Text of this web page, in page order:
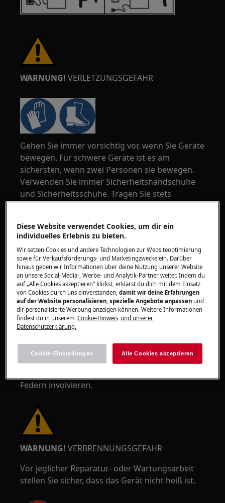
WARNUNG! VERLETZUNGSGEFAHR
Gehen Sie immer vorsichtig vor, wenn Sie Geräte
bewegen. Für schwere Geräte ist es am
sichersten, wenn zwei Personen sie bewegen.
Verwenden Sie immer Sicherheitshandschuhe
und Sicherheitsschuhe. Tragen Sie stets
Sicherheitshandschuhe, um sich vor Schnitten
WARNUNG!GEFAHR VON
AUGENVERLETZUNGEN
Tragen Sie Schutzbrillen, wenn Sie Wartungs-
Federn involvieren.
WARNUNG! VERBRENNUNGSGEFAHR
Vor jeglicher Reparatur- oder Wartungsarbeit
stellen Sie sicher, dass das Gerät nicht heiß ist.
Diese Website verwendet Cookies, um dir ein
individuelles Erlebnis zu bieten.
Wir setzen Cookies und andere Technologien zur Websiteoptimierung
sowie für Verkaufsförderungs- und Marketingzwecke ein. Darüber
hinaus geben wir Informationen über deine Nutzung unserer Website
an unsere Social-Media-, Werbe- und Analytik-Partner weiter. Indem du
auf „Alle Cookies akzeptieren“ klickst, erklärst du dich mit dem Einsatz
von Cookies durch uns einverstanden,damit wir deine Erfahrungen
auf der Website personalisieren, spezielle Angebote anpassen und
dir personalisierte Werbung anzeigen können. Weitere Informationen
findest du in unserem Cookie-Hinweis und unserer
Datenschutzerklärung.
Cookie-Einstellungen Alle Cookies akzeptieren